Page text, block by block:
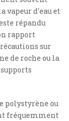
d’eau et
répandu
rapport
sur
de roche ou la
polystyrène ou
fréquemment